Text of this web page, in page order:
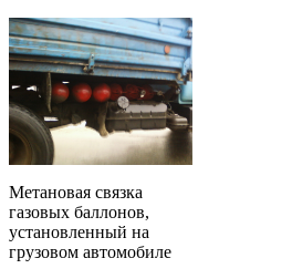
Метановая связка
газовых баллонов,
установленный на
грузовом автомобиле